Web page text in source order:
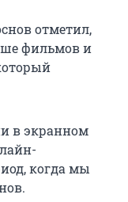
отметил,
фильмов и
в экранном
когда мы